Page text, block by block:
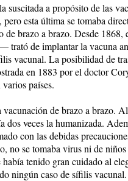
suscitada a propósito de las
esta última se tomaba
de brazo a brazo. Desde
trató de implantar la vacuna
vacunal. La posibilidad de
en 1883 por el doctor
países.
de brazo a brazo.
veces la humanizada.
con las debidas
no se tomaba virus ni de
tenido gran cuidado al
ningún caso de sífilis vacunal.